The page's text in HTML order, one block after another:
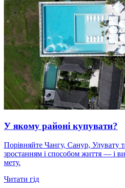
У якому районі купувати?
Порівняйте Чангу, Санур, Улувату
зростанням і способом життя — і
мету.
Читати гід